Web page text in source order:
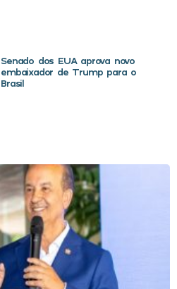
Senado dos EUA aprova novo
embaixador de Trump para o
Brasil